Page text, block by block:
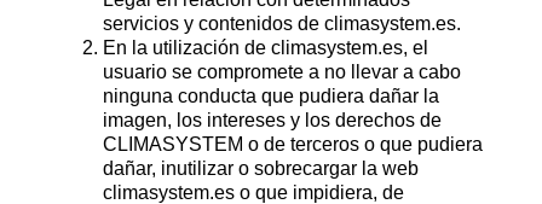
servicios y contenidos de climasystem.es.
En la utilización de climasystem.es, el
usuario se compromete a no llevar a cabo
ninguna conducta que pudiera dañar la
imagen, los intereses y los derechos de
CLIMASYSTEM o de terceros o que pudiera
dañar, inutilizar o sobrecargar la web
climasystem.es o que impidiera, de